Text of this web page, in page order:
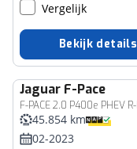
Vergelijk
Bekijk details
Jaguar F-Pace
45.854 km
02-2023